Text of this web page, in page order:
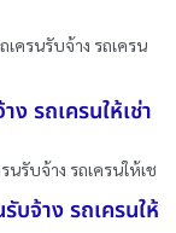
ครนรับจ้าง รถเครน
รถเครนให้เช่า
นรับจ้าง รถเครนให้เช
บจ้าง รถเครนให้